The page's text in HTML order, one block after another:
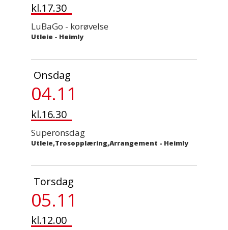
kl.17.30
LuBaGo - korøvelse
Utleie - Heimly
Onsdag
04.11
kl.16.30
Superonsdag
Utleie,Trosopplæring,Arrangement - Heimly
Torsdag
05.11
kl.12.00